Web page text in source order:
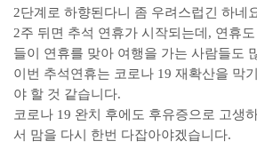
2단계로 하향된다니 좀 우려스럽긴 하네
2주 뒤면 추석 연휴가 시작되는데, 연휴
들이 연휴를 맞아 여행을 가는 사람들도
이번 추석연휴는 코로나 19 재확산을 막
야 할 것 같습니다.
코로나 19 완치 후에도 후유증으로 고생
서 맘을 다시 한번 다잡아야겠습니다.